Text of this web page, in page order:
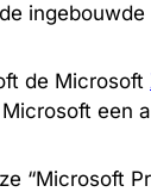
de Microsoft
een
“Microsoft